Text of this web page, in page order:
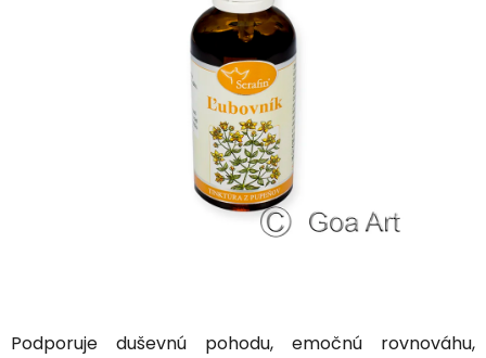
Podporuje duševnú pohodu, emočnú rovnováhu,